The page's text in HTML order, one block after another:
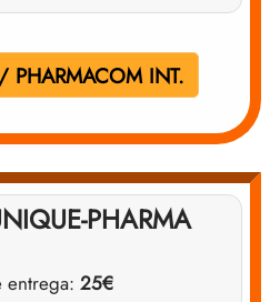
PHARMACOM INT.
PHARMA
entrega: 25€